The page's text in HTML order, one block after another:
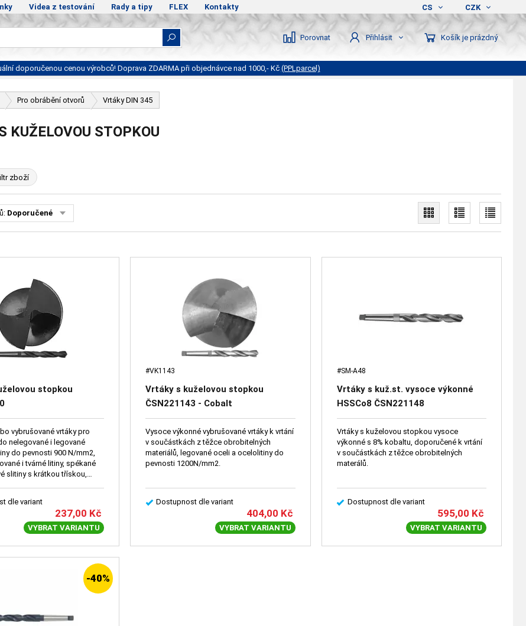
Videa z testování Rady a tipy FLEX Kontakty CS CZK
Porovnat Přihlásit Košík je prázdný
doporučenou cenou výrobců! Doprava ZDARMA při objednávce nad 1000,- Kč (PPLparcel)
Pro obrábění otvorů Vrtáky DIN 345
KUŽELOVOU STOPKOU
zboží
Doporučené
stopkou
vybrušované vrtáky pro
nelegované i legované
do pevnosti 900 N/mm2,
i tvárné litiny, spékané
slitiny s krátkou třískou,
dle variant
237,00 Kč
VYBRAT VARIANTU
#VK1143
Vrtáky s kuželovou stopkou
ČSN221143 - Cobalt
Vysoce výkonné vybrušované vrtáky k vrtání
v součástkách z těžce obrobitelných
materiálů, legované oceli a ocelolitiny do
pevnosti 1200N/mm2.
Dostupnost dle variant
404,00 Kč
VYBRAT VARIANTU
#SM-A48
Vrtáky s kuž.st. vysoce výkonné
HSSCo8 ČSN221148
Vrtáky s kuželovou stopkou vysoce
výkonné s 8% kobaltu, doporučené k vrtání
v součástkách z těžce obrobitelných
materálů.
Dostupnost dle variant
595,00 Kč
VYBRAT VARIANTU
-40%